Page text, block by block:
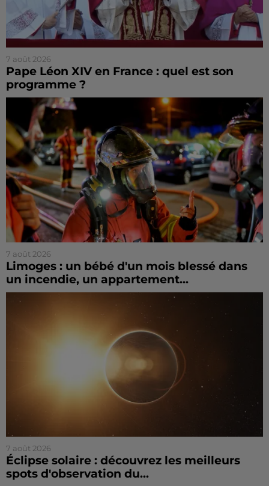
7 août 2026
Pape Léon XIV en France : quel est son
programme ?
7 août 2026
Limoges : un bébé d'un mois blessé dans
un incendie, un appartement...
7 août 2026
Éclipse solaire : découvrez les meilleurs
spots d'observation du...